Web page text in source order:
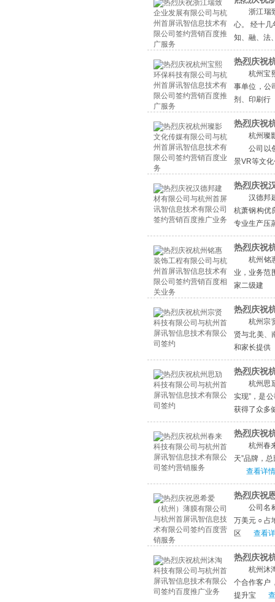
浙江瑞
心。 经十几
知、融、法
热烈庆祝
杭州宝
事单位，公
剂、印刷行
热烈庆祝
杭州璨
公司以创
景VR等文
热烈庆祝
汉德邦
杭萧钢构优
专业生产压
热烈庆祝
杭州铭
业，业务范
家二级建
热烈庆祝
杭州宗
贤与北美、
和家长提供
热烈庆祝
杭州思
实现”，是
获得了众多
热烈庆祝
杭州春
天”品牌，
查看详
热烈庆祝
公司名
万美元 ○
区
查看
热烈庆祝
杭州沐
个合作客户
提升宝